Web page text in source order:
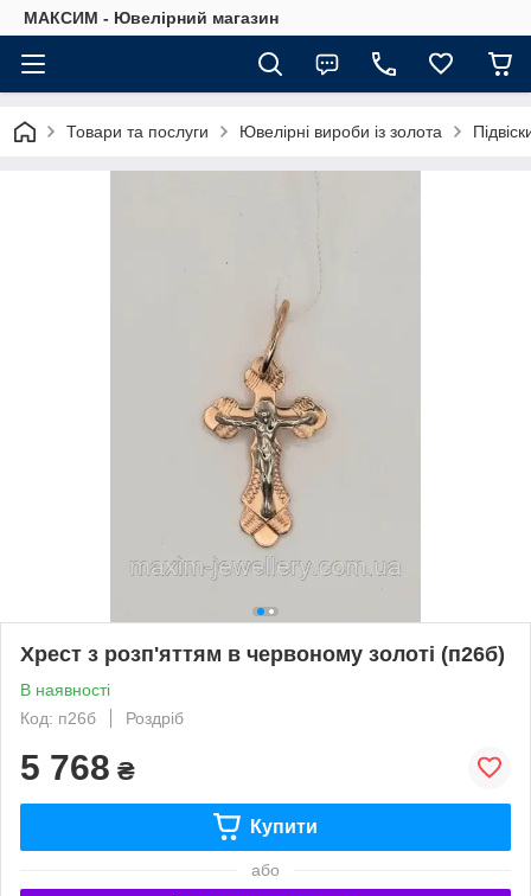
МАКСИМ - Ювелірний магазин
Товари та послуги Ювелірні вироби із золота
Хрест з розп'яттям в червоному золоті (п26б)
В наявності
Код: п26б
Роздріб
5 768 ₴
Купити
або